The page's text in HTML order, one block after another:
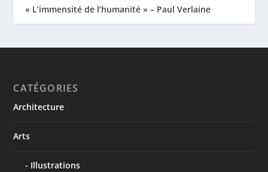
« L’immensité de l’humanité » – Paul Verlaine
CATÉGORIES
Architecture
Arts
Illustrations